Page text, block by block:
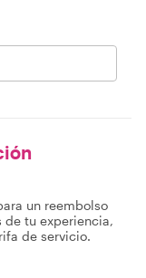
un reembolso
de tu experiencia,
de servicio.